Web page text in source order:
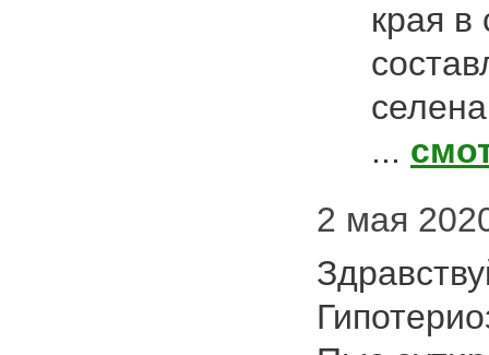
края в
...
2 мая